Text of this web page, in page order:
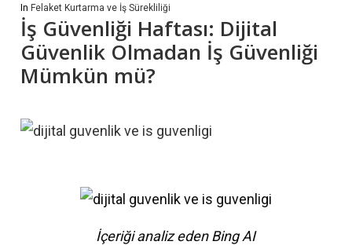
In Felaket Kurtarma ve İş Sürekliliği
İş Güvenliği Haftası: Dijital
Güvenlik Olmadan İş Güvenliği
Mümkün mü?
İçeriği analiz eden Bing AI